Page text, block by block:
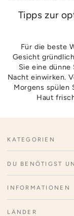
Tipps zur
Für die beste
Gesicht
Sie eine
Nacht einwirken.
Morgens spülen
Haut
KATEGORIEN
DU BENÖTIGST
INFORMATIONEN
LÄNDER